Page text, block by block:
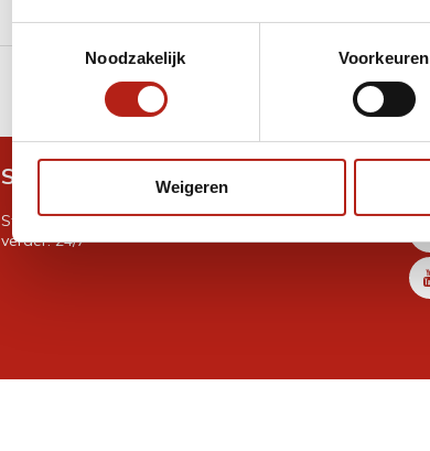
Noodzakelijk
Voorkeuren
Weigeren
GRATIS verzending v.a €75
Snel antwoord op je vraag?
Stel je vraag in de chat, en we helpen je graag
verder. 24/7